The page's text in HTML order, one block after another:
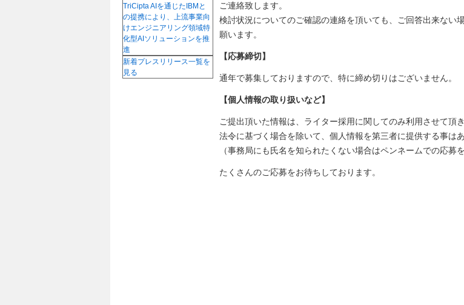
ご連絡致します。
検討状況についてのご確認の連絡を頂いても、ご回答出来ない
願います。
【応募締切】
通年で募集しておりますので、特に締め切りはございません。
【個人情報の取り扱いなど】
ご提出頂いた情報は、ライター採用に関してのみ利用させて頂き
法令に基づく場合を除いて、個人情報を第三者に提供する事はあ
（事務局にも氏名を知られたくない場合はペンネームでの応募
たくさんのご応募をお待ちしております。
TriCipta AIを通じたIBMと
の提携により、上流事業向
けエンジニアリング領域特
化型AIソリューションを推
進
新着プレスリリース一覧を
見る